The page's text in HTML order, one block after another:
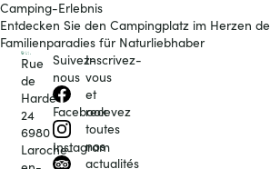
Camping-Erlebnis
Entdecken Sie den Campingplatz im Herzen
Familienparadies für Naturliebhaber
Rue
de
Hardé
24
6980
Laroche-
Suivez-
nous
Facebook
Instagram
Inscrivez-
vous
et
recevez
toutes
nos
actualités